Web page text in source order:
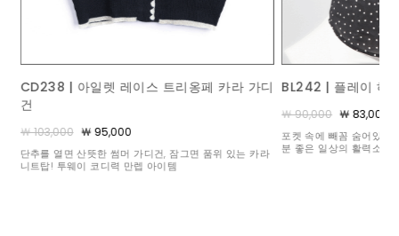
BL242 | 플레이 하트 도트 블라우스
￦ 90,000
포켓 속에 빼꼼 숨어있는 수줍은 하트 비딩이 볼수록 기
분 좋은 일상의 활력소가 되어주어요 :)
ACC367 | 콤비 브
￦ 140,000 ￦ 125,000
밋밋한 풀 원석 세팅과는
석 3개와 화려하게 빛을